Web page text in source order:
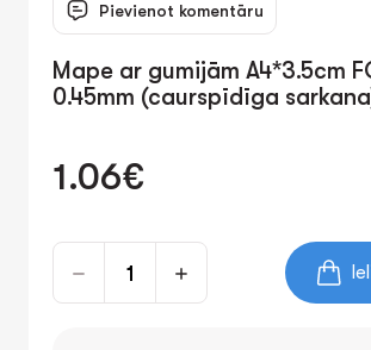
Pievienot komentāru
Mape ar gumijām A4*3.5cm
0.45mm (caurspīdīga
1.06€